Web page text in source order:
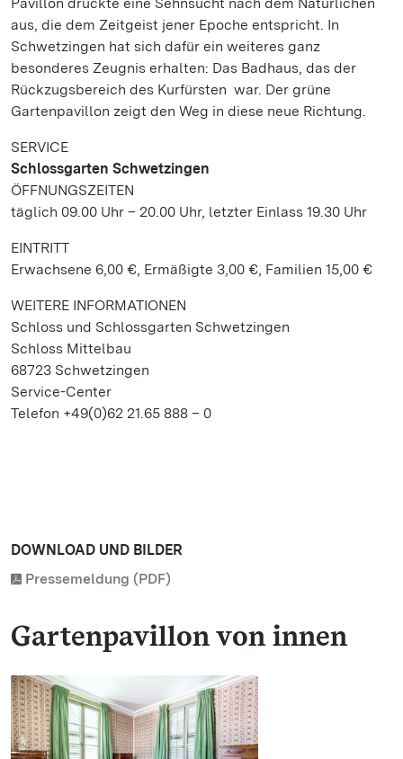
aus, die dem Zeitgeist jener Epoche entspricht. In
Schwetzingen hat sich dafür ein weiteres ganz
besonderes Zeugnis erhalten: Das Badhaus, das der
Rückzugsbereich des Kurfürsten war. Der grüne
Gartenpavillon zeigt den Weg in diese neue Richtung.
SERVICE
Schlossgarten Schwetzingen
ÖFFNUNGSZEITEN
täglich 09.00 Uhr – 20.00 Uhr, letzter Einlass 19.30 Uhr
EINTRITT
Erwachsene 6,00 €, Ermäßigte 3,00 €, Familien 15,00 €
WEITERE INFORMATIONEN
Schloss und Schlossgarten Schwetzingen
Schloss Mittelbau
68723 Schwetzingen
Service-Center
Telefon +49(0)62 21.65 888 – 0
DOWNLOAD UND BILDER
Pressemeldung (PDF)
Gartenpavillon von innen